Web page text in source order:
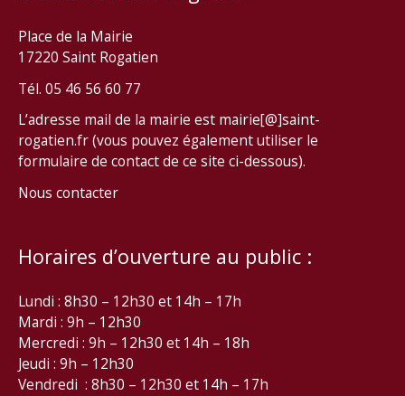
Place de la Mairie
17220 Saint Rogatien
Tél. 05 46 56 60 77
L’adresse mail de la mairie est mairie[@]saint-
rogatien.fr (vous pouvez également utiliser le
formulaire de contact de ce site ci-dessous).
Nous contacter
Horaires d’ouverture au public :
Lundi : 8h30 – 12h30 et 14h – 17h
Mardi : 9h – 12h30
Mercredi : 9h – 12h30 et 14h – 18h
Jeudi : 9h – 12h30
Vendredi : 8h30 – 12h30 et 14h – 17h